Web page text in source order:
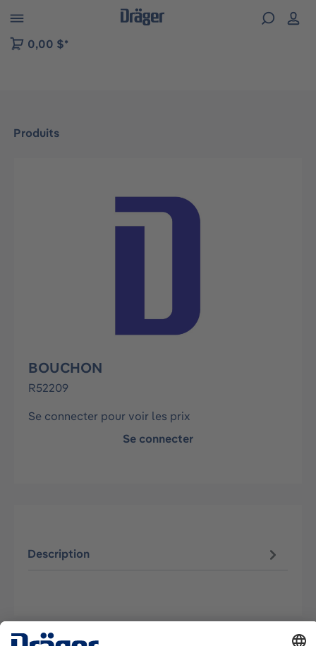
to B2B platform navigation
0,00 $*
Produits
Ignorer la galerie d'images
BOUCHON
R52209
Se connecter pour voir les prix
Se connecter
Description